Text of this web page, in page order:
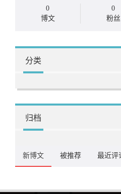
0
博文
0
粉丝
分类
归档
新博文 被推荐 最近评